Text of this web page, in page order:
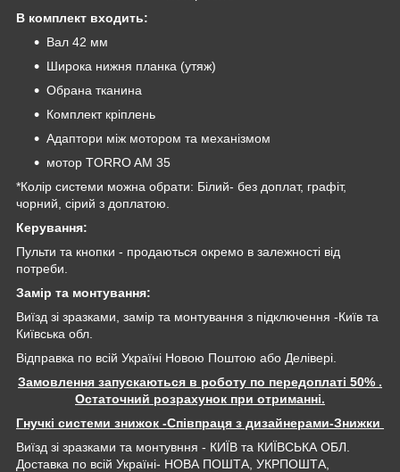
В комплект входить:
Вал 42 мм
Широка нижня планка (утяж)
Обрана тканина
Комплект кріплень
Адаптори між мотором та механізмом
мотор TORRO AM 35
*Колір системи можна обрати: Білий- без доплат, графіт,
чорний, сірий з доплатою.
Керування:
Пульти та кнопки - продаються окремо в залежності від
потреби.
Замір та монтування:
Виїзд зі зразками, замір та монтування з підключення -Київ та
Київська обл.
Відправка по всій Україні Новою Поштою або Делівері.
Замовлення запускаються в роботу по передоплаті 50% .
Остаточний розрахунок при отриманні.
Гнучкі системи знижок -Співпраця з дизайнерами-Знижки
Виїзд зі зразками та монтувння - КИЇВ та КИЇВСЬКА ОБЛ.
Доставка по всій Україні- НОВА ПОШТА, УКРПОШТА,